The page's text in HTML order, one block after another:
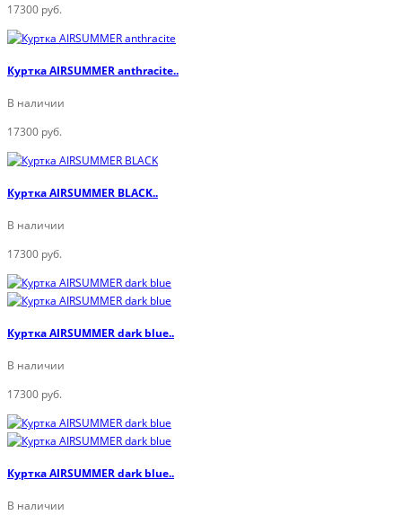
17300 руб.
Куртка AIRSUMMER anthracite..
В наличии
17300 руб.
Куртка AIRSUMMER BLACK..
В наличии
17300 руб.
Куртка AIRSUMMER dark blue..
В наличии
17300 руб.
Куртка AIRSUMMER dark blue..
В наличии